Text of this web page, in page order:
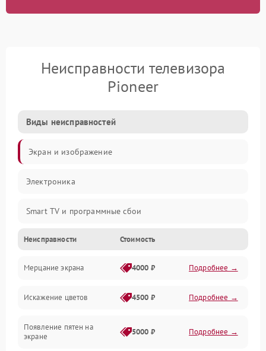
Неисправности телевизора
Pioneer
Виды неисправностей
Экран и изображение
Электроника
Smart TV и программные сбои
Питание и запуск
Подсветка и LED-модули
Звук и аудиосистема
Сигнал и приём каналов
Неисправности Стоимость
Мерцание экрана 4000 ₽ Подробнее →
Искажение цветов 4500 ₽ Подробнее →
Появление пятен на
экране
5000 ₽ Подробнее →